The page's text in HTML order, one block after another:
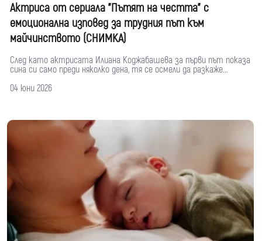
Актриса от сериала "Пътят на честта" с
емоционална изповед за трудния път към
майчинството (СНИМКА)
След като актрисата Илиана Коджабашева за първи път показа
сина си само преди няколко дена, тя се осмели да разкаже...
04 юни 2026